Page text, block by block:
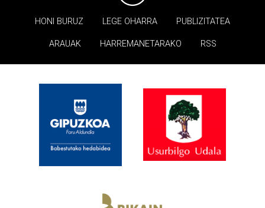
HONI BURUZ LEGE OHARRA PUBLIZITATEA
ARAUAK HARREMANETARAKO RSS